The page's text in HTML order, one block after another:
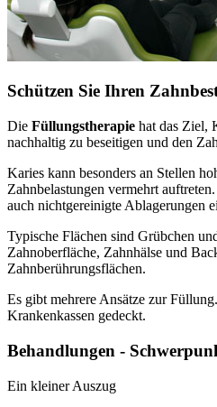
Schützen Sie Ihren
Die Füllungstherapie hat das Ziel,
nachhaltig zu beseitigen und den
Karies kann besonders an Stellen
Zahnbelastungen vermehrt
auch nichtgereinigte Ablagerungen
Typische Flächen sind Grübchen
Zahnoberfläche, Zahnhälse und
Zahnberührungsflächen.
Es gibt mehrere Ansätze zur
Krankenkassen gedeckt.
Behandlungen -
Ein kleiner Auszug